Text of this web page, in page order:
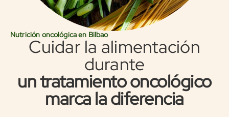
Nutrición oncológica en Bilbao
Cuidar la alimentación
durante
un tratamiento oncológico
marca la diferencia